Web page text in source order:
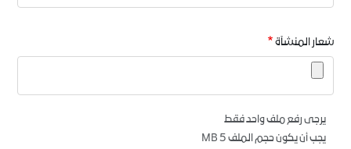
شعار المنشآة
يرجى رفع ملف واحد فقط
يجب أن يكون حجم الملف 5 MB